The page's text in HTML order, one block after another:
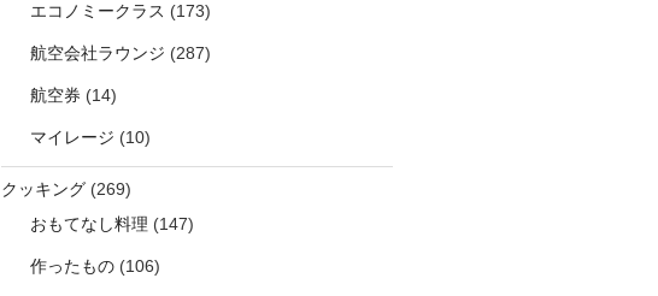
エコノミークラス (173)
航空会社ラウンジ (287)
航空券 (14)
マイレージ (10)
クッキング(269)
おもてなし料理 (147)
作ったもの(106)